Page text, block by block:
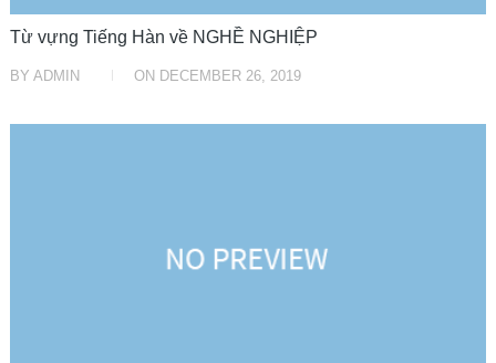
Từ vựng Tiếng Hàn về NGHỀ NGHIỆP
BY ADMIN ON DECEMBER 26, 2019